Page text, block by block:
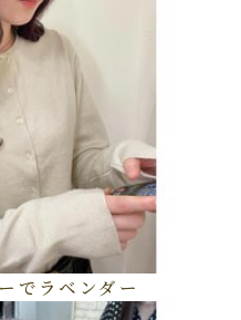
でラベンダー